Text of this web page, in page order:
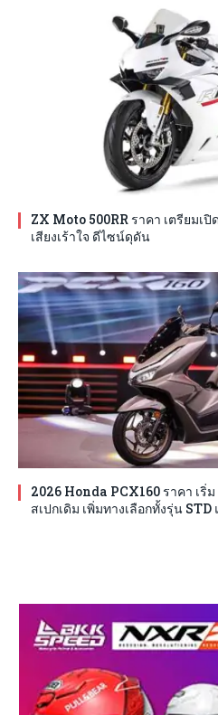
ZX Moto 500RR ราคา เตรียมเ
เสียงเร้าใจ ดีไซน์ดุดัน
2026 Honda PCX160 ราคา เริ่
สเปกเดิม เพิ่มทางเลือกทั้งรุ่น